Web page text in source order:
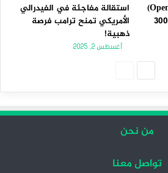
صحيفة: “أوبن إيه آي” (OpenAI)
تصل قيمتها السوقية إلى 300
استقالة مفاجئة في الفيدرالي
الأمريكي تمنح ترامب فرصة
ذهبية!
أغسطس 2, 2025
من نحن
تواصل معنا